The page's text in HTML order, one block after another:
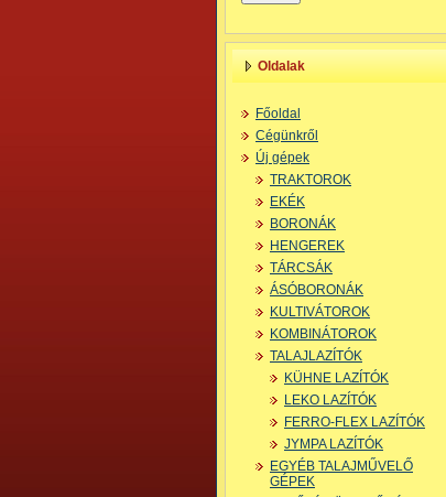
Oldalak
Főoldal
Cégünkről
Új gépek
TRAKTOROK
EKÉK
BORONÁK
HENGEREK
TÁRCSÁK
ÁSÓBORONÁK
KULTIVÁTOROK
KOMBINÁTOROK
TALAJLAZÍTÓK
KÜHNE LAZÍTÓK
LEKO LAZÍTÓK
FERRO-FLEX LAZÍTÓK
JYMPA LAZÍTÓK
EGYÉB TALAJMŰVELŐ
GÉPEK